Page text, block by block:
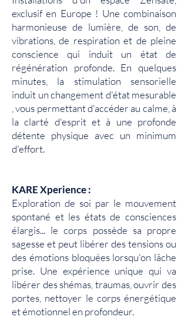
exclusif en Europe ! Une combinaison
harmonieuse de lumière, de son, de
vibrations, de respiration et de pleine
conscience qui induit un état de
régénération profonde. En quelques
minutes, la stimulation sensorielle
induit un changement d'état mesurable
, vous permettant d'accéder au calme, à
la clarté d'esprit et à une profonde
détente physique avec un minimum
d'effort.
KARE Xperience :
Exploration de soi par le mouvement
spontané et les états de consciences
élargis... le corps possède sa propre
sagesse et peut libérer des tensions ou
des émotions bloquées lorsqu'on lâche
prise. Une expérience unique qui va
libérer des shémas, traumas, ouvrir des
portes, nettoyer le corps énergétique
et émotionnel en profondeur.